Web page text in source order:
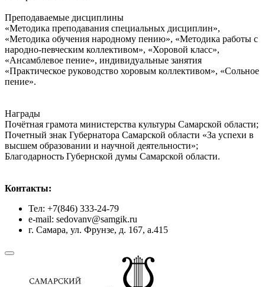
Преподаваемые дисциплины
«Методика преподавания специальных дисциплин»,
«Методика обучения народному пению», «Методика работы с
народно-певческим коллективом», «Хоровой класс»,
«Ансамблевое пение», индивидуальные занятия
«Практическое руководство хоровым коллективом», «Сольное
пение».
Награды
Почётная грамота министерства культуры Самарской области;
Почетный знак Губернатора Самарской области «За успехи в
высшем образовании и научной деятельности»;
Благодарность Губернской думы Самарской области.
Контакты:
Тел: +7(846) 333-24-79
e-mail: sedovanv@samgik.ru
г. Самара, ул. Фрунзе, д. 167, а.415